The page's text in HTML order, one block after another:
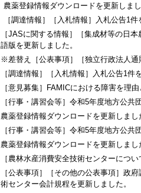
農薬登録情報ダウンロードを更新しまし
［調達情報］［入札情報］入札公告1件
［JASに関する情報］［集成材等の日
語版を更新しました。
※差替え［公表事項］［独立行政法人通
［調達情報］［入札情報］入札公告1件
［意見募集］FAMICにおける障害を理
［行事・講習会等］令和5年度地方公共
農薬登録情報ダウンロードを更新しまし
［行事・講習会等］令和5年度地方公共
農薬登録情報ダウンロードを更新しまし
［農林水産消費安全技術センターにつ
［公表事項］［その他の公表事項］政
術センター会計規程を更新しました。